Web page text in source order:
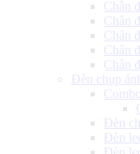
Chân
Chân
Chân
Chân
Chân
Đèn chụp ảnh
Đèn
Đèn